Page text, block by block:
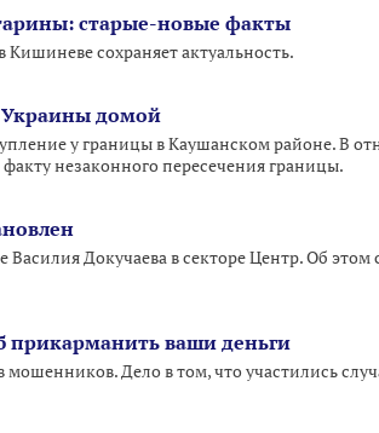
старые-новые факты
сохраняет актуальность.
Украины домой
у границы в Каушанском районе. В
незаконного пересечения границы.
Василия Докучаева в секторе Центр. Об
ваши деньги
мошенников. Дело в том, что участились